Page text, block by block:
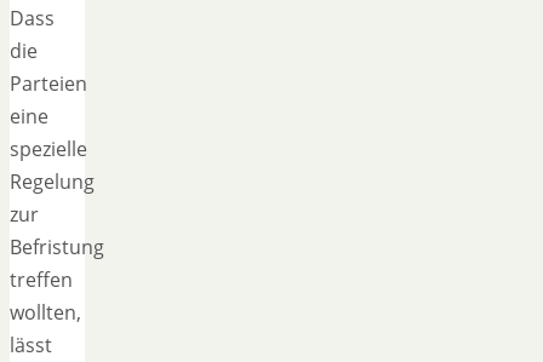
Dass
die
Parteien
eine
spezielle
Regelung
zur
Befristung
treffen
wollten,
lässt